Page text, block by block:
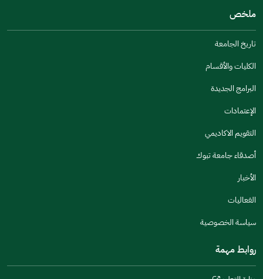
مكتوبة بشكل جيد
الإجابات كانت مرتبطة
تصميمه يجعله سهل القراءة
جنس
اخبرنا عن تجربتك في هذه الخدمة
ملخص
تاريخ الجامعة
الكليات والأقسام
البرامج الجديدة
الإعتمادات
التقويم الاكاديمي
أصدقاء جامعة تبوك
الأخبار
الفعاليات
سياسة الخصوصية
روابط مهمة